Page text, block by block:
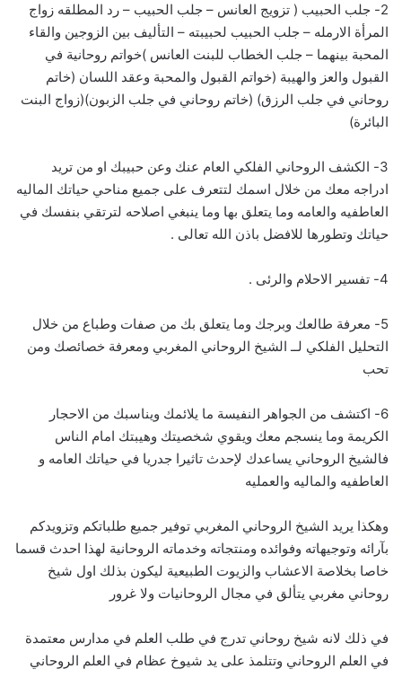
2- جلب الحبيب ( تزويج العانس – جلب الحبيب – رد المطلقه زواج
المرأة الارمله – جلب الحبيب لحبيبته – التأليف بين الزوجين والقاء
المحبة بينهما – جلب الخطاب للبنت العانس )خواتم روحانية في
القبول والعز والهيبة (خواتم القبول والمحبة وعقد اللسان (خاتم
روحاني في جلب الرزق) (خاتم روحاني في جلب الزبون)(زواج البنت
البائرة)
3- الكشف الروحاني الفلكي العام عنك وعن حبيبك او من تريد
ادراجه معك من خلال اسمك لتتعرف على جميع مناحي حياتك الماليه
العاطفيه والعامه وما يتعلق بها وما ينبغي اصلاحه لترتقي بنفسك في
حياتك وتطورها للافضل باذن الله تعالى .
4- تفسير الاحلام والرئى .
5- معرفة طالعك وبرجك وما يتعلق بك من صفات وطباع من خلال
التحليل الفلكي لــ الشيخ الروحاني المغربي ومعرفة خصائصك ومن
تحب
6- اكتشف من الجواهر النفيسة ما يلائمك ويناسبك من الاحجار
الكريمة وما ينسجم معك ويقوي شخصيتك وهيبتك امام الناس
فالشيخ الروحاني يساعدك لإحدث تاثيرا جدريا في حياتك العامه و
العاطفيه والماليه والعمليه
وهكذا يريد الشيخ الروحاني المغربي توفير جميع طلباتكم وتزويدكم
بآرائه وتوجيهاته وفوائده ومنتجاته وخدماته الروحانية لهذا احدث قسما
خاصا بخلاصة الاعشاب والزيوت الطبيعية ليكون بذلك اول شيخ
روحاني مغربي يتألق في مجال الروحانيات ولا غرور
في ذلك لانه شيخ روحاني تدرج في طلب العلم في مدارس معتمدة
في العلم الروحاني وتتلمذ على يد شيوخ عظام في العلم الروحاني